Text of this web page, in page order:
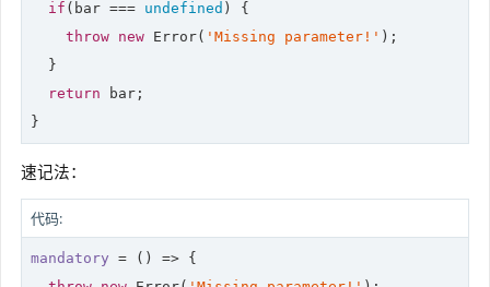
if (bar === undefined ) {
throw new Error( 'Missing parameter!' );
  }
return bar;
}
速记法：
代码:
mandatory = () => {